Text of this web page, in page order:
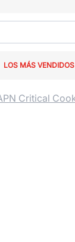
LOS MÁS VENDIDOS
Critical